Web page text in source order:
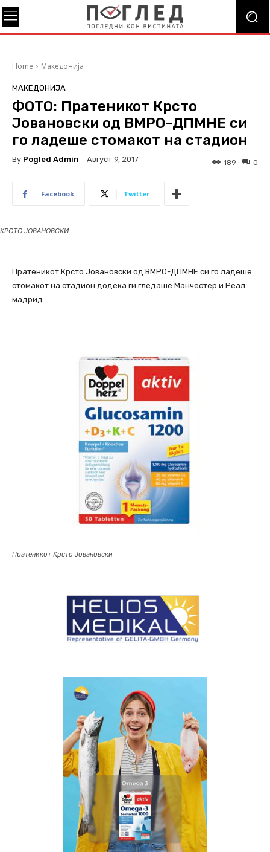
Home Македонија
МАКЕДОНИЈА
ФОТО: Пратеникот Крсто
Јовановски од ВМРО-ДПМНЕ си
го ладеше стомакот на стадион
By Pogled Admin Август 9, 2017 0
189
Facebook Twitter
КРСТО ЈОВАНОВСКИ
Пратеникот Крсто Јовановски од ВМРО-ДПМНЕ си го ладеше
стомакот на стадион додека ги гледаше Манчестер и Реал
мадрид.
Пратеникот Крсто Јовановски